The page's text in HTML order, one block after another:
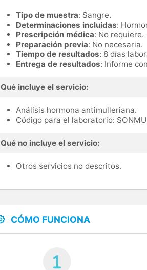
Tipo de muestra: Sangre.
Determinaciones incluidas:
Prescripción médica: No requiere.
Preparación previa: No necesaria.
Tiempo de resultados: 8 días
Entrega de resultados: Informe
Qué incluye el servicio:
Análisis hormona antimulleriana.
Código para el laboratorio:
Qué no incluye el servicio:
Otros servicios no descritos.
CÓMO FUNCIONA